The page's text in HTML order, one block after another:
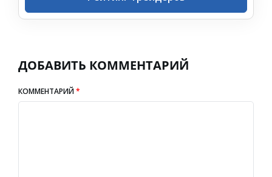
ДОБАВИТЬ КОММЕНТАРИЙ
КОММЕНТАРИЙ*